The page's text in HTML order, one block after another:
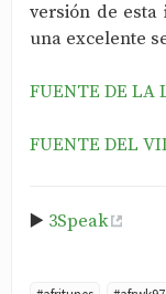
versión de esta
una excelente
FUENTE DE LA
FUENTE DEL
▶️ 3Speak